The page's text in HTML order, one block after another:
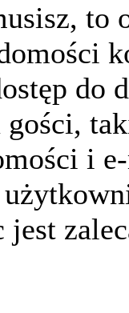
to
do
i